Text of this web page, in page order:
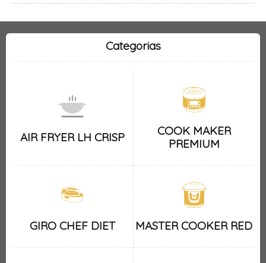
Categorias
AIR FRYER LH CRISP
COOK MAKER
PREMIUM
GIRO CHEF DIET MASTER COOKER RED